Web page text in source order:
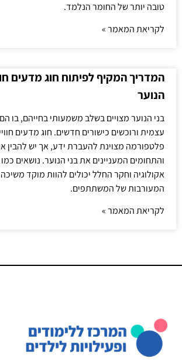
טובה יותר של החומר הנלמד.
לקריאת המאמר »
המדריך המקיף לפיתוח חוג מדעים
הנוער
בני הנוער מצויים בשלב משמעותי בחייהם, בו
עצמית ורוכשים כישורים חדשים. חוג מדעים
פלטפורמה מצוינת להעברת ידע, אך יש להבין
והתחומים המעניינים את בני הנוער. נושאים כמו
אקולוגיה וחקר החלל יכולים להוות מוקד
המעורבות של המשתתפים.
לקריאת המאמר »